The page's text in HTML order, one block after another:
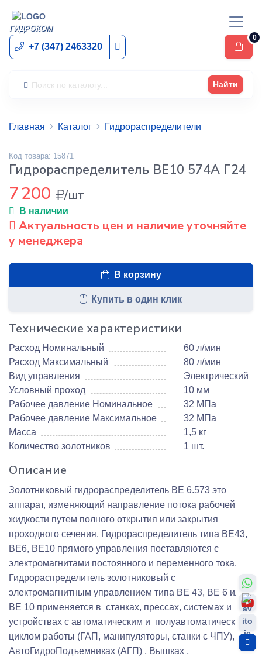
ГИДРОКОМ
+7 (347) 2463320
0
Найти
Главная Каталог Гидрораспределители
Код товара: 15871
Гидрораспределитель ВЕ10 574А Г24
7 200 /шт
В наличии
Актуальность цен и наличие уточняйте
у менеджера
В корзину
Купить в один клик
Технические характеристики
Расход Номинальный
60 л/мин
Расход Максимальный
80 л/мин
Вид управления
Электрический
Условный проход
10 мм
Рабочее давление Номинальное
32 МПа
Рабочее давление Максимальное
32 МПа
Масса
1,5 кг
Количество золотников
1 шт.
Описание
Золотниковый гидрораспределитель ВЕ 6.573 это
аппарат, изменяющий направление потока рабочей
жидкости путем полного открытия или закрытия
проходного сечения. Гидрораспределитель типа ВЕ43,
ВЕ6, ВЕ10 прямого управления поставляются с
электромагнитами постоянного и переменного тока.
Гидрораспределитель золотниковый с
электромагнитным управлением типа ВЕ 43, ВЕ 6 или
ВЕ 10 применяется в станках, прессах, системах и
устройствах с автоматическим и полуавтоматическим
циклом работы (ГАП, манипуляторы, станки с ЧПУ),
АвтоГидроПодъемниках (АГП) , Вышках ,